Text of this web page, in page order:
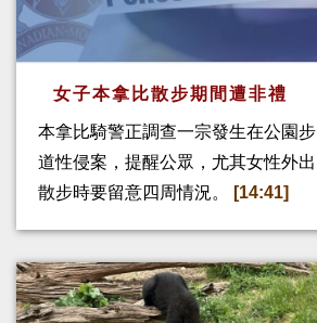
女子本拿比散步期間遭非禮
本拿比騎警正調查一宗發生在公園步
道性侵案，提醒公眾，尤其女性外出
散步時要留意四周情況。
[14:41]